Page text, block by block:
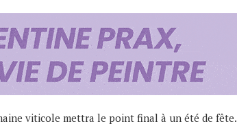
viticole mettra le point final à un été de fête.